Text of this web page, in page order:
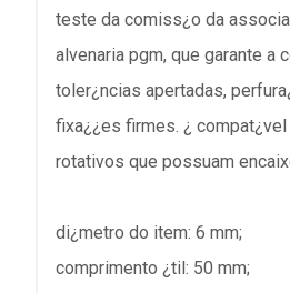
teste da comiss¿o da
alvenaria pgm, que garante a
toler¿ncias apertadas,
fixa¿¿es firmes. ¿
rotativos que possuam
di¿metro do item: 6 mm;
comprimento ¿til: 50 mm;